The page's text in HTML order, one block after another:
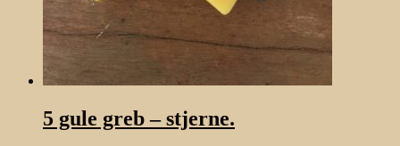
5 gule greb – stjerne.